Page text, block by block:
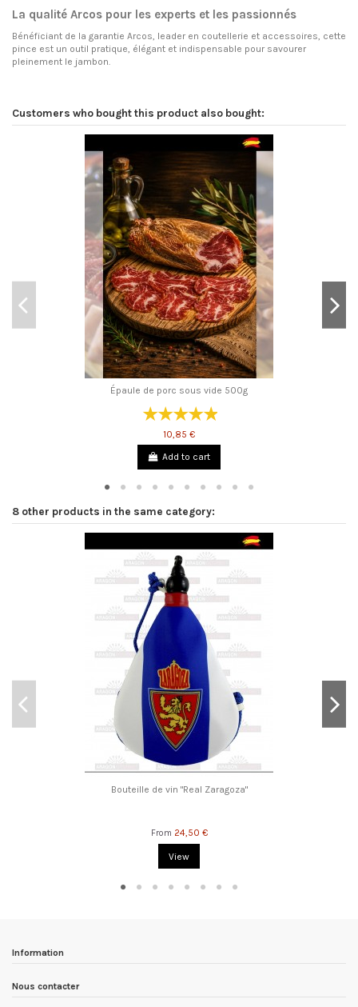
La qualité Arcos pour les experts et les passionnés
Bénéficiant de la garantie Arcos, leader en coutellerie et accessoires, cette
pince est un outil pratique, élégant et indispensable pour savourer
pleinement le jambon.
Customers who bought this product also bought:
Épaule de porc sous vide 500g
10,85 €
Add to cart
8 other products in the same category:
Bouteille de vin "Real Zaragoza"
From 24,50 €
View
Information
Nous contacter